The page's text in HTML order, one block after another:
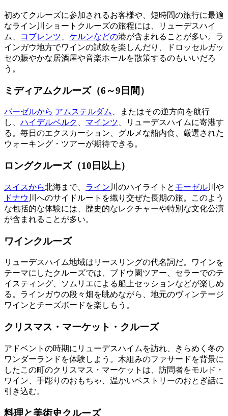
初めてクルーズに参加されるお客様や、短時間の旅行に最適
なライン川ショートクルーズの旅程には、リューデスハイ
ム、
コブレンツ ケルンなどの港が含まれることが多い。ラ
インガウ地方でワインの試飲を楽しんだり、ドロッセルガッ
セの賑やかな居酒屋や音楽ホールを散策するのもいいだろ
う。
ミディアムクルーズ（6～9日間）
バーゼルから アムステルダム、またはその逆方向を航行
し、 ハイデルベルク 、 マインツ、リューデスハイムに寄港す
る。毎日のエクスカーション、グルメな船内食、厳選された
ウォーキング・ツアーが期待できる。
ロングクルーズ（10日以上）
スイスから北海まで、 ライン 川のハイライトと モーゼル川や
ドナウ 川へのサイドルートを織り交ぜた長期の旅。このよう
な包括的な体験には、歴史的なレクチャーや特別な文化公演
が含まれることが多い。
ワインクルーズ
リューデスハイム地域はリースリングの代名詞だ。ワインを
テーマにしたクルーズでは、ブドウ園ツアー、セラーでのテ
イスティング、ソムリエによる船上セッションなどが楽しめ
る。ラインガウの段々畑を眺めながら、地元のヴィンテージ
ワインとチーズボードを楽しもう。
クリスマス・マーケット・クルーズ
アドベントの時期にリューデスハイムを訪れ、きらめく冬の
ワンダーランドを体験しよう。木組みのファサードを背景に
したこの町のクリスマス・マーケットは、訪問者をモルド・
ワイン、手彫りのおもちゃ、温かいペストリーのおとぎ話に
引き込む。
料理と美術史クルーズ